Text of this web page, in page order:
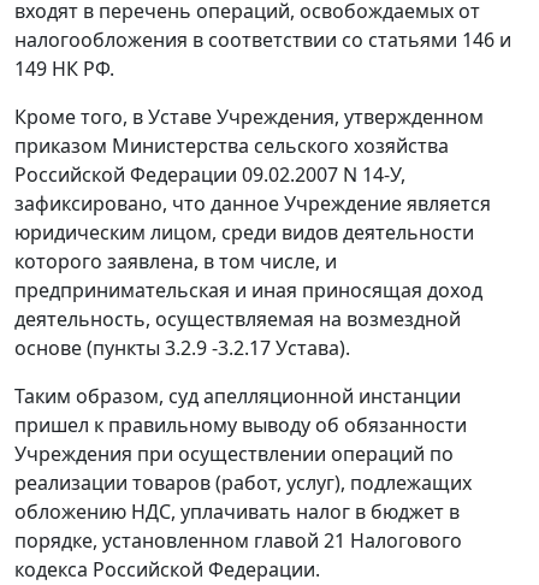
входят в перечень операций, освобождаемых от
налогообложения в соответствии со статьями 146 и
149 НК РФ.
Кроме того, в Уставе Учреждения, утвержденном
приказом Министерства сельского хозяйства
Российской Федерации 09.02.2007 N 14-У,
зафиксировано, что данное Учреждение является
юридическим лицом, среди видов деятельности
которого заявлена, в том числе, и
предпринимательская и иная приносящая доход
деятельность, осуществляемая на возмездной
основе (пункты 3.2.9 -3.2.17 Устава).
Таким образом, суд апелляционной инстанции
пришел к правильному выводу об обязанности
Учреждения при осуществлении операций по
реализации товаров (работ, услуг), подлежащих
обложению НДС, уплачивать налог в бюджет в
порядке, установленном главой 21 Налогового
кодекса Российской Федерации.